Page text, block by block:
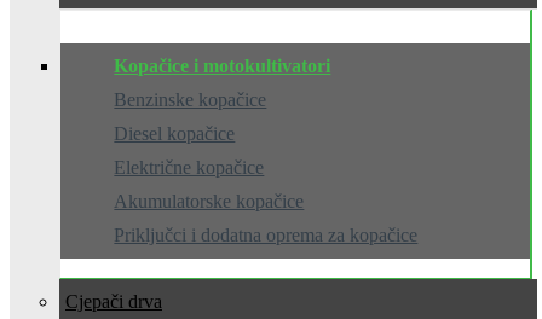
Kopačice i motokultivatori
Benzinske kopačice
Diesel kopačice
Električne kopačice
Akumulatorske kopačice
Priključci i dodatna oprema za kopačice
Cjepači drva